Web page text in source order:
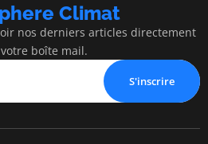
Climat
nos derniers articles directement
boîte mail.
S'inscrire